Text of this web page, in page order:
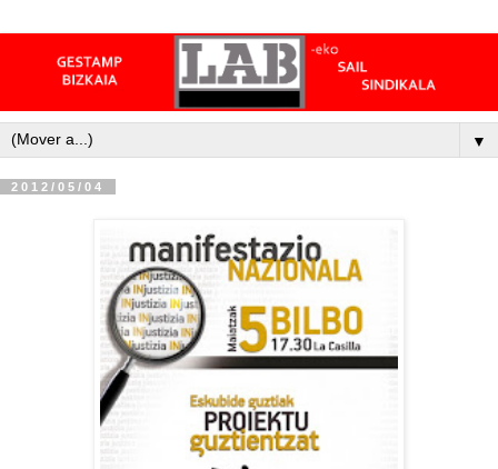
▼
2012/05/04